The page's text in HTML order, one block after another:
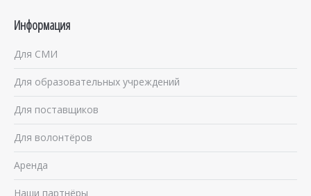
Информация
Для СМИ
Для образовательных учреждений
Для поставщиков
Для волонтёров
Аренда
Наши партнёры